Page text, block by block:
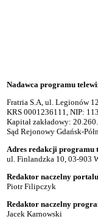
Nadawca programu
Fratria S.A, ul. Legionów
KRS 0001236111, NIP:
Kapitał zakładowy:
Sąd Rejonowy Gdańsk-
Adres redakcji programu
ul. Finlandzka 10, 03-903
Redaktor naczelny
Piotr Filipczyk
Redaktor naczelny
Jacek Karnowski